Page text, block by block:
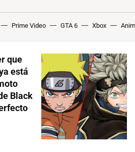
Prime Video GTA 6 Xbox
que
está
Black